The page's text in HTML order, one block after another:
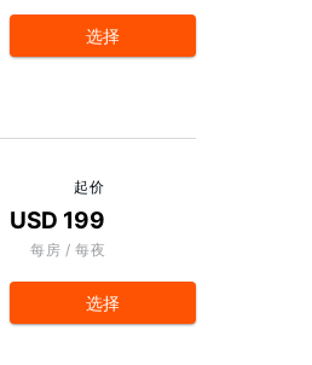
选择
起价
USD 199
每房 / 每夜
选择